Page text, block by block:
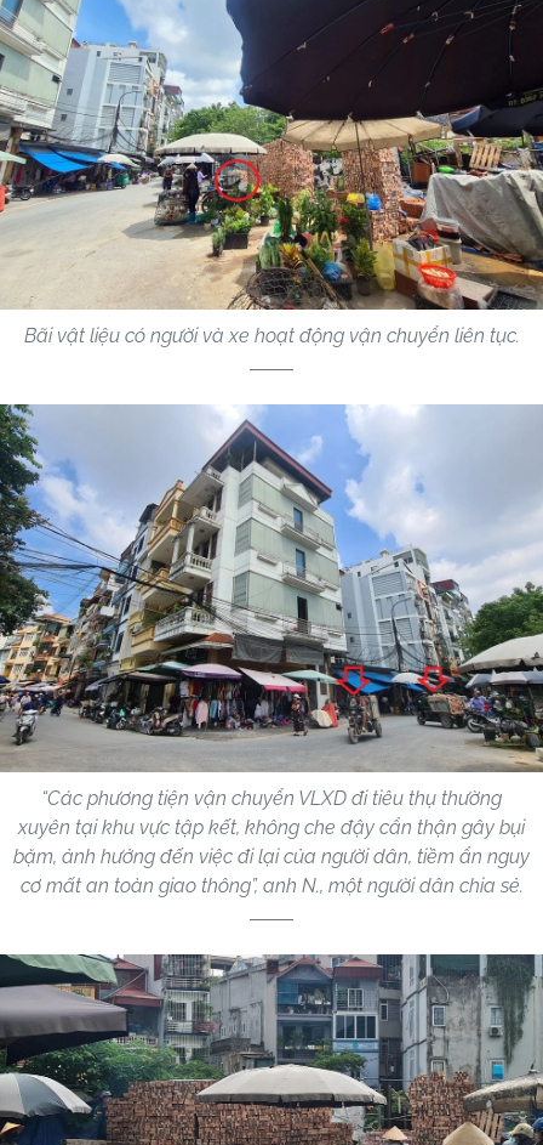
Bãi vật liệu có người và xe hoạt động vận chuyển liên tục.
“Các phương tiện vận chuyển VLXD đi tiêu thụ thường
xuyên tại khu vực tập kết, không che đậy cẩn thận gây bụi
bặm, ảnh hưởng đến việc đi lại của người dân, tiềm ẩn nguy
cơ mất an toàn giao thông”, anh N., một người dân chia sẻ.